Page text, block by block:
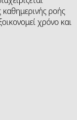
καθημερινής ροής
χρόνο και